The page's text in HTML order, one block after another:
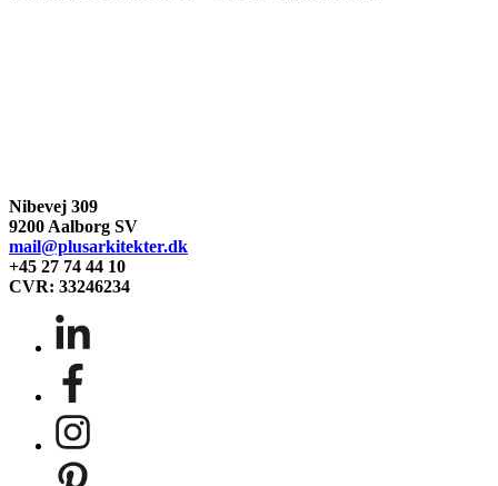
Nibevej 309
9200 Aalborg SV
mail@plusarkitekter.dk
+45 27 74 44 10
CVR: 33246234